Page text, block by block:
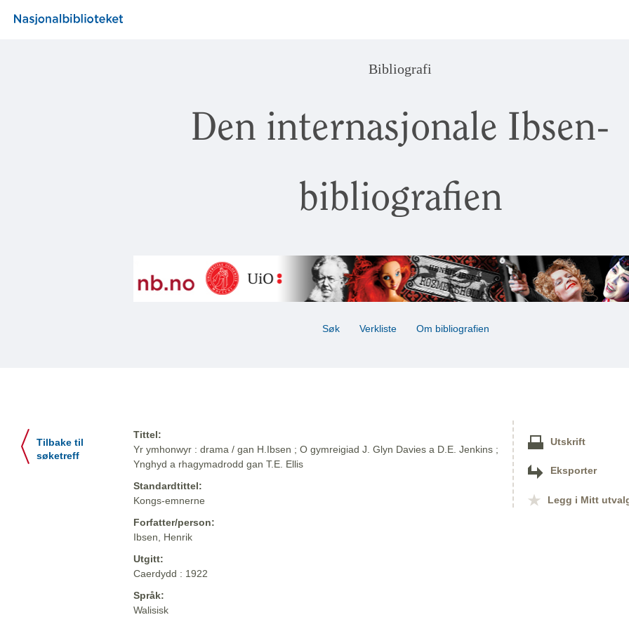
Bibliografi
Den internasjonale Ibsen-
bibliografien
Søk Verkliste Om bibliografien
Tilbake til
søketreff
Tittel:
Yr ymhonwyr : drama / gan H.Ibsen ; O gymreigiad J. Glyn Davies a D.E. Jenkins ;
Ynghyd a rhagymadrodd gan T.E. Ellis
Standardtittel:
Kongs-emnerne
Forfatter/person:
Ibsen, Henrik
Utgitt:
Caerdydd : 1922
Språk:
Walisisk
Utskrift
Eksporter
Legg i Mitt